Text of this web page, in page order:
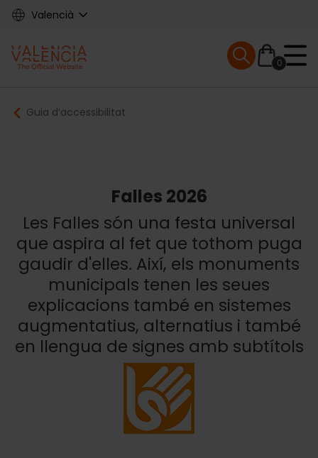
Skip
content
Valencià
Main
navigation
0
Mobile menu
Breadcrumb
Guia d’accessibilitat
Falles 2026
Les Falles són una festa universal
que aspira al fet que tothom puga
gaudir d'elles. Així, els monuments
municipals tenen les seues
explicacions també en sistemes
augmentatius, alternatius i també
en llengua de signes amb subtítols